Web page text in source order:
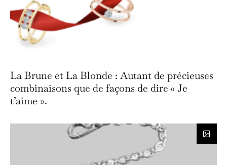
La Brune et La Blonde : Autant de précieuses
combinaisons que de façons de dire « Je
t’aime ».